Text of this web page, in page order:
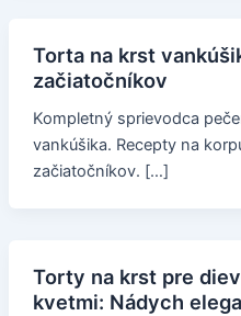
Torta na krst
začiatočníkov
Kompletný sprievodca
vankúšika. Recepty na
začiatočníkov. […]
Torty na krst pre
kvetmi: Nádych